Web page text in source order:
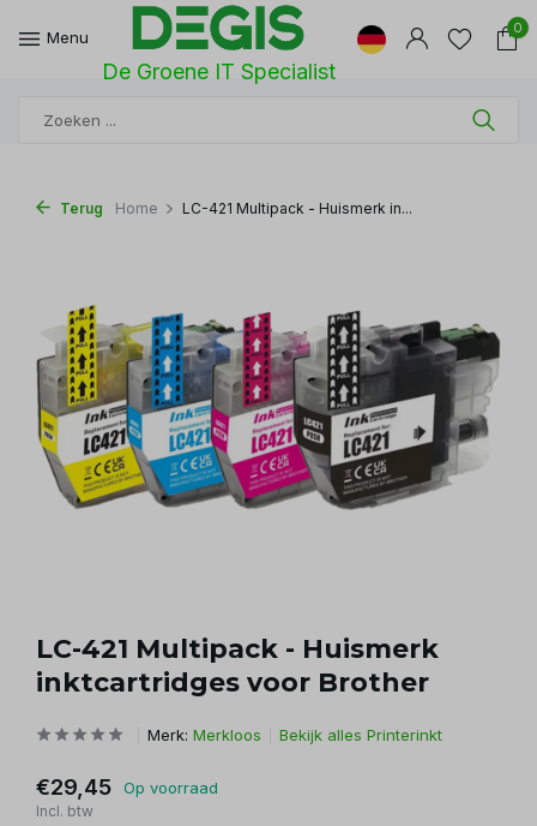
Menu
De Groene IT Specialist
0
Terug Home LC-421 Multipack - Huismerk in...
LC-421 Multipack - Huismerk
inktcartridges voor Brother
Merk: Merkloos Bekijk alles Printerinkt
€29,45 Op voorraad
Incl. btw